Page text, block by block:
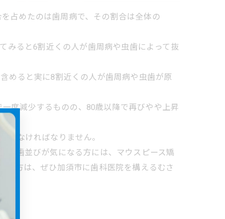
占めたのは歯周病で、その割合は全体の
みると6割近くの人が歯周病や虫歯によって抜
めると実に8割近くの人が歯周病や虫歯が原
度減少するものの、80歳以降で再びやや上昇
わなければなりません。
。歯並びが気になる方には、マウスピース矯
い方は、ぜひ加須市に歯科医院を構えるむさ